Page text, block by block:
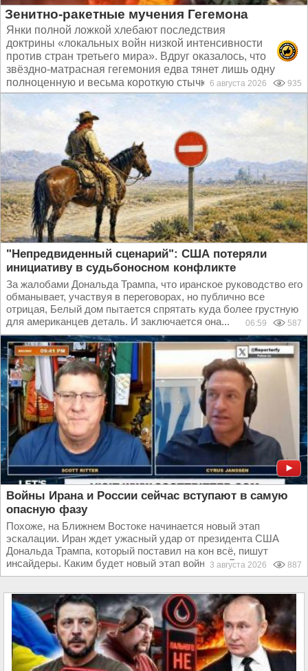
Зенитно-ракетные мучения Гегемона
Янки полной ложкой хлебают последствия
доктрины «локальных войн низкой интенсивности
против стран третьего мира». Вдруг оказалось, что
звёздно-матрасная гегемония едва тянет лишь одну
полноценную и весьма короткую стычку...6 августа 2026 935
"Непредвиденный сценарий": США потеряли
инициативу в судьбоносном конфликте
За жалобами Дональда Трампа, что иранское руководство его
обманывает, участвуя в переговорах, но публично все
отрицая, Белый дом пытается спрятать куда более грустную
для американцев деталь. И заключается она...
06:59 587
Войны Ирана и России сейчас вступают в самую
опасную фазу
Похоже, на Ближнем Востоке начинается новый этап
эскалации. Иран ждет ужасный удар от президента США
Дональда Трампа, который поставил на кон всё, пишут
инсайдеры. Каким будет новый этап войны на Ближнем...
3 августа 2026 887